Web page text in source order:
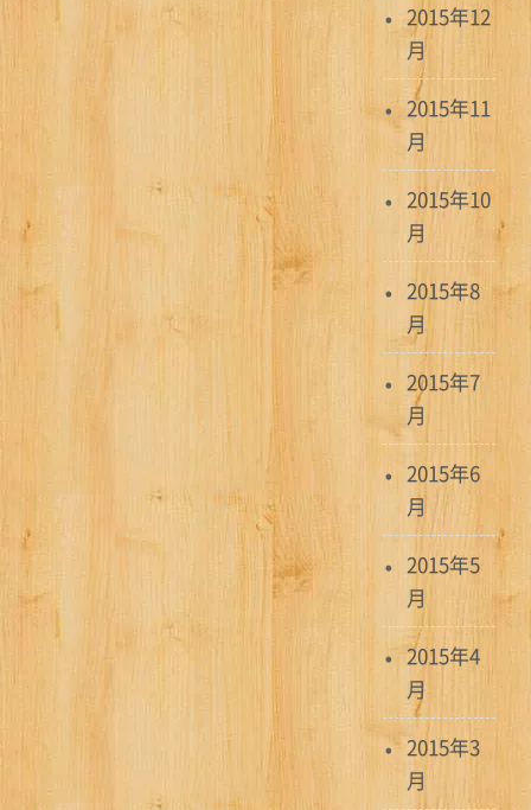
2015年12
月
2015年11
月
2015年10
月
2015年8
月
2015年7
月
2015年6
月
2015年5
月
2015年4
月
2015年3
月